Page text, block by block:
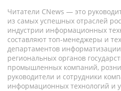
Читатели CNews — это
из самых успешных отраслей
индустрии информационных
составляют топ-менеджеры и
департаментов
региональных органов
промышленных компаний,
руководители и сотрудники
информационных технологий и